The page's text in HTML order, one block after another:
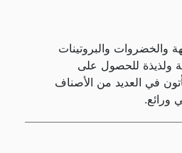
والخضروات والبروتينات
ولذيذة للحصول على
في العديد من الأصناف
ورائع.